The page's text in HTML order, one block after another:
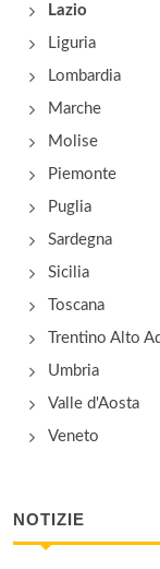
Lazio
Liguria
Lombardia
Marche
Molise
Piemonte
Puglia
Sardegna
Sicilia
Toscana
Trentino Alto
Umbria
Valle d'Aosta
Veneto
NOTIZIE